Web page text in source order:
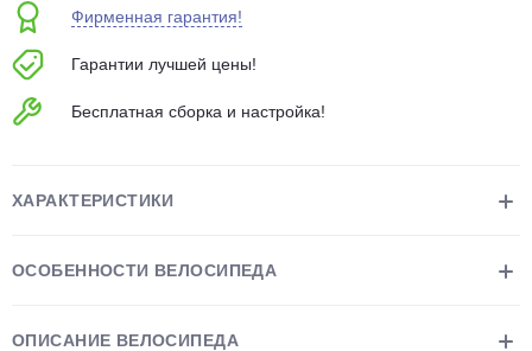
Фирменная гарантия!
Гарантии лучшей цены!
Бесплатная сборка и настройка!
ХАРАКТЕРИСТИКИ
ОСОБЕННОСТИ ВЕЛОСИПЕДА
ОПИСАНИЕ ВЕЛОСИПЕДА
Остались вопросы?